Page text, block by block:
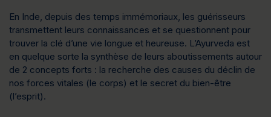
En Inde, depuis des temps immémoriaux, les guérisseurs
transmettent leurs connaissances et se questionnent pour
trouver la clé d’une vie longue et heureuse. L’Ayurveda est
en quelque sorte la synthèse de leurs aboutissements autour
de 2 concepts forts : la recherche des causes du déclin de
nos forces vitales (le corps) et le secret du bien-être
(l’esprit).